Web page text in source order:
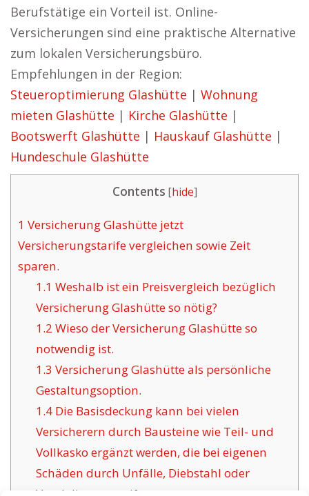
Berufstätige ein Vorteil ist. Online-
Versicherungen sind eine praktische Alternative
zum lokalen Versicherungsbüro.
Empfehlungen in der Region:
Steueroptimierung Glashütte | Wohnung
mieten Glashütte | Kirche Glashütte |
Bootswerft Glashütte | Hauskauf Glashütte |
Hundeschule Glashütte
Contents [hide]
1 Versicherung Glashütte jetzt
Versicherungstarife vergleichen sowie Zeit
sparen.
1.1 Weshalb ist ein Preisvergleich bezüglich
Versicherung Glashütte so nötig?
1.2 Wieso der Versicherung Glashütte so
notwendig ist.
1.3 Versicherung Glashütte als persönliche
Gestaltungsoption.
1.4Die Basisdeckung kann bei vielen
Versicherern durch Bausteine wie Teil- und
Vollkasko ergänzt werden, die bei eigenen
Schäden durch Unfälle, Diebstahl oder